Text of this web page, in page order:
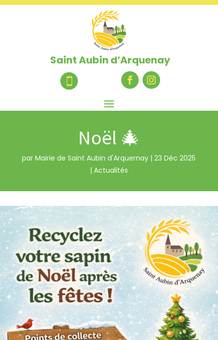
Saint Aubin d’Arquenay

Noël 🎄
parMairie de Saint Aubin d'Arquernay |23 Déc 2025
| Actualités